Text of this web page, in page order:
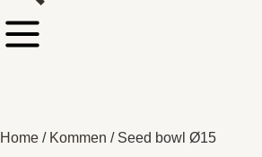
Home / Kommen / Seed bowl Ø15